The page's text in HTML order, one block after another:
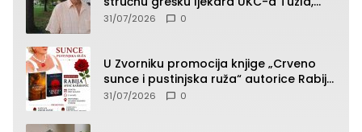
presudan dokaz ostala obdukcija
31/07/2026 0
U Zvorniku promocija knjige „Crveno
sunce i pustinjska ruža“ autorice Rabije
Avdić-Hamidović
31/07/2026 0